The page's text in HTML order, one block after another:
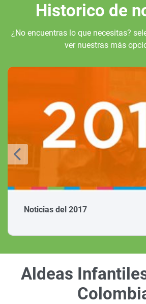
Historico de
¿No encuentras lo que necesitas?
ver nuestras más
Noticias del 2017
Aldeas